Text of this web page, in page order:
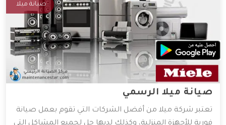
صيانة ميلا
صيانة ميلا الرسمي
تعتبر شركة ميلا من أفضل الشركات التي تقوم بعمل صيانة